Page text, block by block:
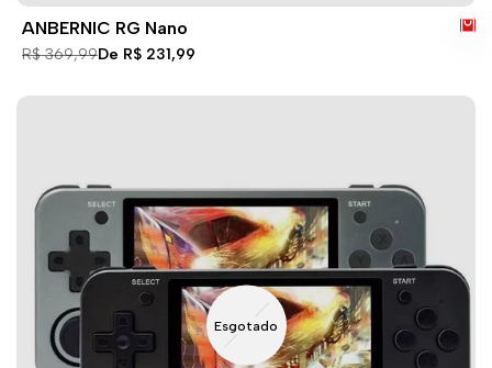
ANBERNIC RG Nano
Preço
R$ 369,99Preço
De R$ 231,99
Esgotado